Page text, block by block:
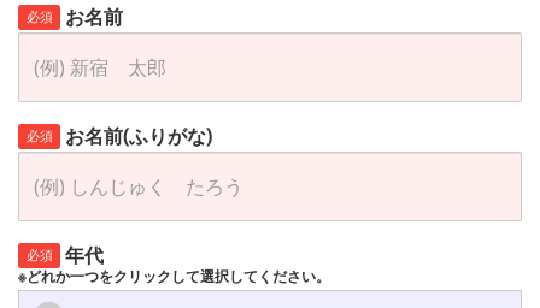
必須 お名前
必須 お名前(ふりがな)
必須 年代
※どれか一つをクリックして選択してください。